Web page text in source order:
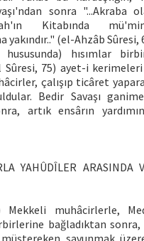
sonra "...Akraba
Kitabında
yakındır.." (el-Ahzâb Sûresi,
hısımlar
Sûresi, 75) ayet-i kerimeleri
çalışıp ticâret
Bedir Savaşı
artık ensârın
YAHÛDÎLER ARASINDA
Mekkeli muhâcirlerle,
bağladıktan sonra,